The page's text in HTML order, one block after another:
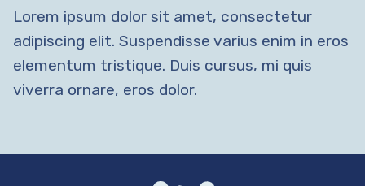
Lorem ipsum dolor sit amet, consectetur
adipiscing elit. Suspendisse varius enim in eros
elementum tristique. Duis cursus, mi quis
viverra ornare, eros dolor.